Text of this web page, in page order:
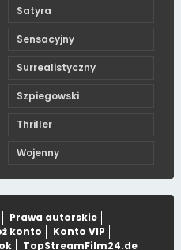
Satyra
Sensacyjny
Surrealistyczny
Szpiegowski
Thriller
Wojenny
Prawa autorskie
konto
Konto VIP
TopStreamFilm24.de